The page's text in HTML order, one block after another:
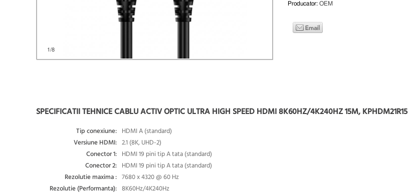
1/8
Producator: OEM
SPECIFICATII TEHNICE CABLU ACTIV OPTIC ULTRA HIGH SPEED HDMI 8K60HZ/4K240HZ 15M, KPHDM21R15
Tip conexiune: HDMI A (standard)
Versiune HDMI: 2.1 (8K, UHD-2)
Conector 1: HDMI 19 pini tip A tata (standard)
Conector 2: HDMI 19 pini tip A tata (standard)
Rezolutie maxima : 7680 x 4320 @ 60 Hz
Rezolutie (Performanta): 8K60Hz/4K240Hz